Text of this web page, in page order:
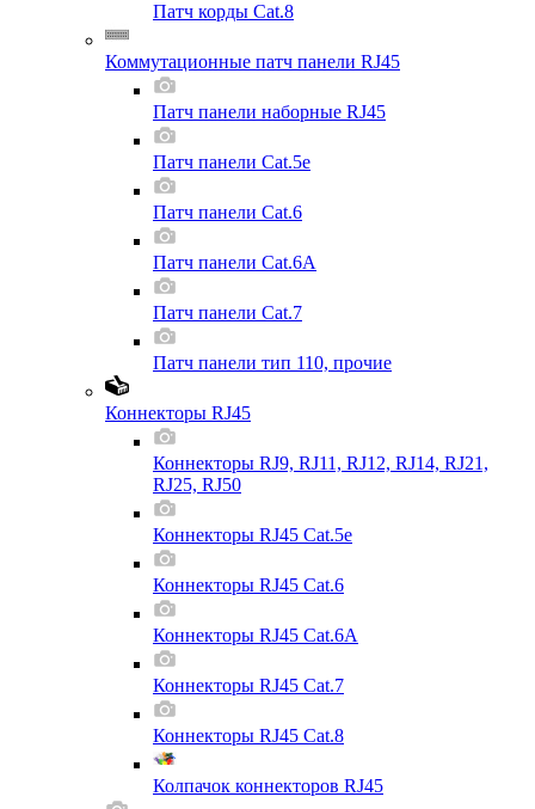
Патч корды Cat.8
Коммутационные патч панели RJ45
Патч панели наборные RJ45
Патч панели Cat.5e
Патч панели Cat.6
Патч панели Cat.6A
Патч панели Cat.7
Патч панели тип 110, прочие
Коннекторы RJ45
Коннекторы RJ9, RJ11, RJ12, RJ14, RJ21,
RJ25, RJ50
Коннекторы RJ45 Cat.5e
Коннекторы RJ45 Cat.6
Коннекторы RJ45 Cat.6A
Коннекторы RJ45 Cat.7
Коннекторы RJ45 Cat.8
Колпачок коннекторов RJ45